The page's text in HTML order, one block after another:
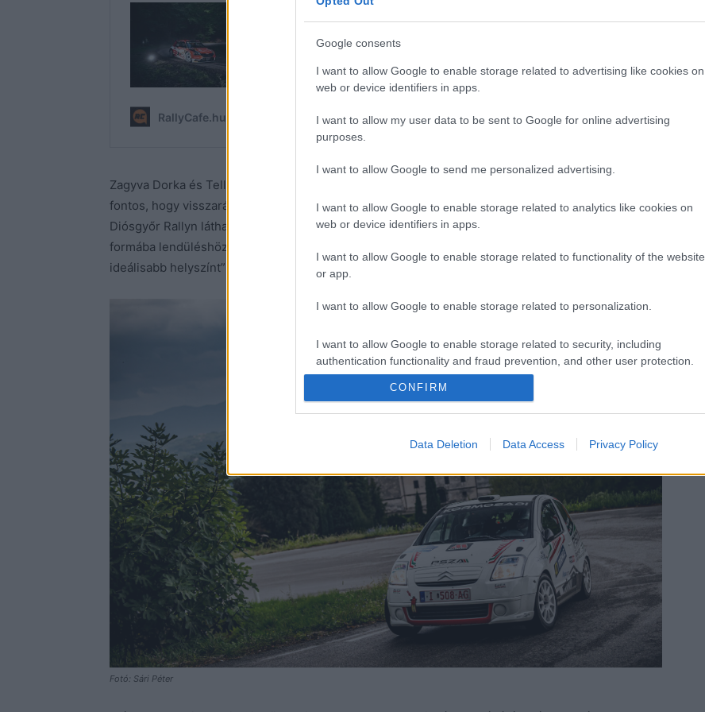
Google consents
I want to allow Google to enable storage related to advertising like cookies on
web or device identifiers in apps.
I want to allow my user data to be sent to Google for online advertising
purposes.
I want to allow Google to send me personalized advertising.
I want to allow Google to enable storage related to analytics like cookies on
web or device identifiers in apps.
I want to allow Google to enable storage related to functionality of the website
or app.
I want to allow Google to enable storage related to personalization.
I want to allow Google to enable storage related to security, including
authentication functionality and fraud prevention, and other user protection.
CONFIRM
Data Deletion Data Access Privacy Policy
Zagyva Dorka és Tellér Antal a Peugeot Kupa küzdelmeire készülnek, így számukra különösen
fontos, hogy visszarázódjanak az aszfaltos ritmusba. Szombathelyi Péter is rajthoz áll, legutóbb a
Diósgyőr Rallyn láthattuk versenyezni, számára szintén remek lehetőséget kínál ez a futam a
formába lendüléshöz. Ráadásul mindez a Mecsekben – ennél közelebb aligha találhattunk volna
ideálisabb helyszínt” – emelte ki Szabó Árpád, a csapat vezetője, majd hozzátette.
Fotó: Sári Péter